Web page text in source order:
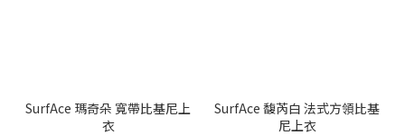
SurfAce 瑪奇朵 寬帶比基尼上
衣
SurfAce 馥芮白 法式方領比基
尼上衣